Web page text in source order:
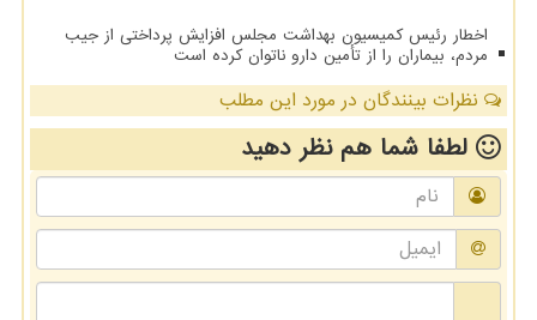
اخطار رئیس کمیسیون بهداشت مجلس افزایش پرداختی از جیب
مردم، بیماران را از تأمین دارو ناتوان کرده است
نظرات بینندگان در مورد این مطلب
لطفا شما همنظر دهید